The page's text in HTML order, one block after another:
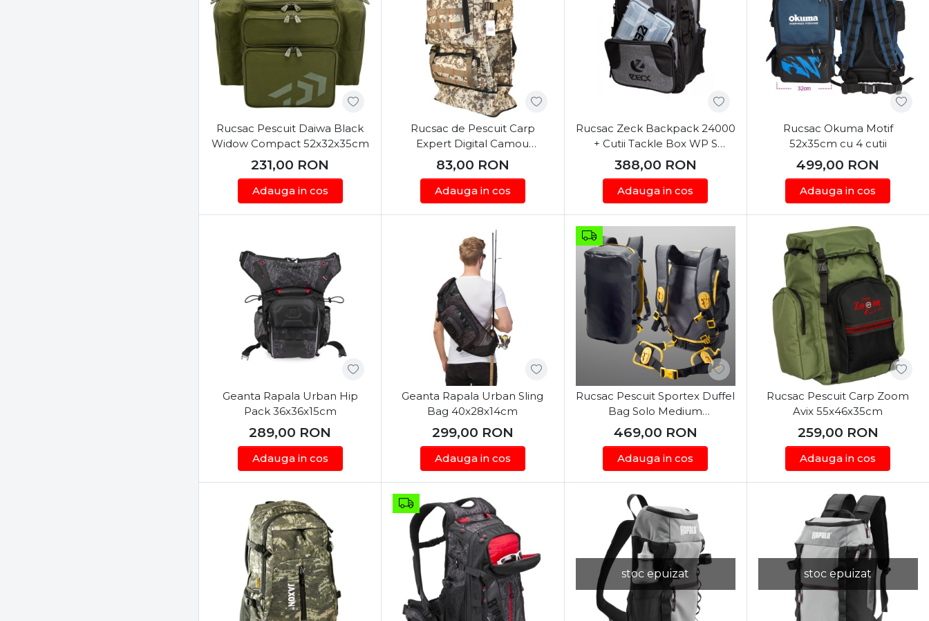
Rucsac Pescuit Daiwa Black
Widow Compact 52x32x35cm
231,00 RON
Adauga in cos
Rucsac de Pescuit Carp
Expert Digital Camou
69x37x16cm
83,00 RON
Adauga in cos
Rucsac Zeck Backpack 24000
+ Cutii Tackle Box WP S
30x25x45cm
388,00 RON
Adauga in cos
Rucsac Okuma Motif
52x35cm cu 4 cutii
499,00 RON
Adauga in cos
Geanta Rapala Urban Hip
Pack 36x36x15cm
289,00 RON
Adauga in cos
Geanta Rapala Urban Sling
Bag 40x28x14cm
299,00 RON
Adauga in cos
Rucsac Pescuit Sportex Duffel
Bag Solo Medium
43x26x14cm
469,00 RON
Adauga in cos
Rucsac Pescuit Carp Zoom
Avix 55x46x35cm
259,00 RON
Adauga in cos
stoc epuizat stoc epuizat